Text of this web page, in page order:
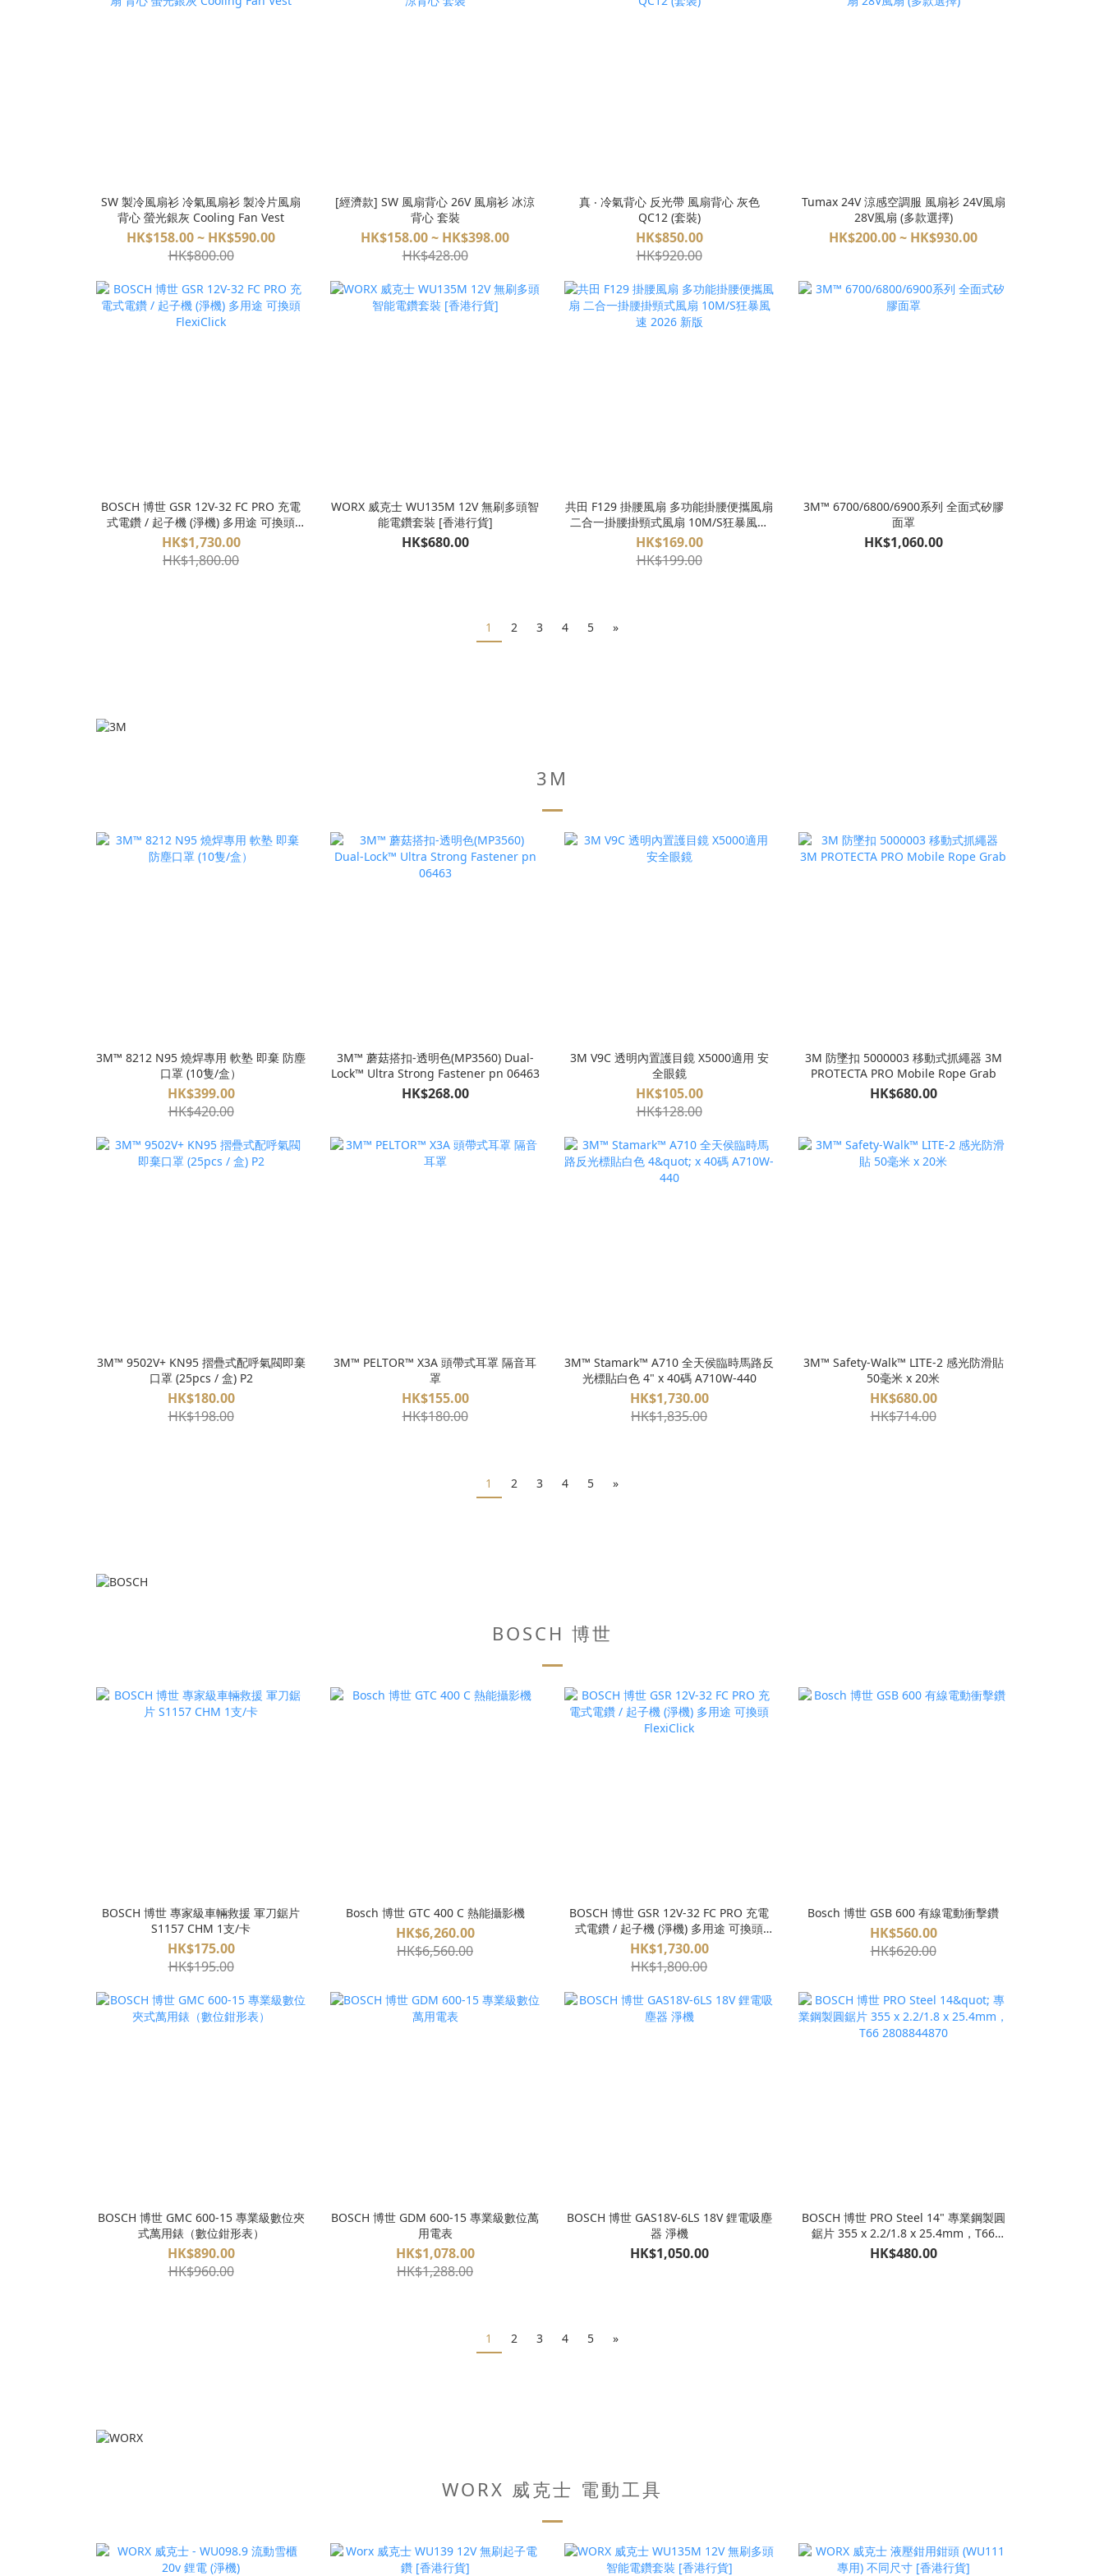
SW 製冷風扇衫 冷氣風扇衫 製冷片風扇
背心 螢光銀灰 Cooling Fan Vest
HK$158.00 ~ HK$590.00
HK$800.00
[經濟款] SW 風扇背心 26V 風扇衫 冰涼
背心 套裝
HK$158.00 ~ HK$398.00
HK$428.00
真 ‧ 冷氣背心 反光帶 風扇背心 灰色
QC12 (套裝)
HK$850.00
HK$920.00
Tumax 24V 涼感空調服 風扇衫 24V風扇
28V風扇 (多款選擇)
HK$200.00 ~ HK$930.00
BOSCH 博世 GSR 12V-32 FC PRO 充電
式電鑽 / 起子機 (淨機) 多用途 可換頭
FlexiClick
HK$1,730.00
HK$1,800.00
WORX 威克士 WU135M 12V 無刷多頭智
能電鑽套裝 [香港行貨]
HK$680.00
共田 F129 掛腰風扇 多功能掛腰便攜風扇
二合一掛腰掛頸式風扇 10M/S狂暴風速
2026 新版
HK$169.00
HK$199.00
3M™ 6700/6800/6900系列 全面式矽膠
面罩
HK$1,060.00
1 2 3 4 5 »
3M
3M™ 8212 N95 燒焊專用 軟塾 即棄 防塵
口罩 (10隻/盒）
HK$399.00
HK$420.00
3M™ 蘑菇搭扣-透明色(MP3560) Dual-
Lock™ Ultra Strong Fastener pn 06463
HK$268.00
3M V9C 透明內置護目鏡 X5000適用 安
全眼鏡
HK$105.00
HK$128.00
3M 防墜扣 5000003 移動式抓繩器 3M
PROTECTA PRO Mobile Rope Grab
HK$680.00
3M™ 9502V+ KN95 摺疊式配呼氣閥即棄
口罩 (25pcs / 盒) P2
HK$180.00
HK$198.00
3M™ PELTOR™ X3A 頭帶式耳罩 隔音耳
罩
HK$155.00
HK$180.00
3M™ Stamark™ A710 全天侯臨時馬路反
光標貼白色 4" x 40碼 A710W-440
HK$1,730.00
HK$1,835.00
3M™ Safety-Walk™ LITE-2 感光防滑貼
50毫米 x 20米
HK$680.00
HK$714.00
1 2 3 4 5 »
BOSCH 博世
BOSCH 博世 專家級車輛救援 軍刀鋸片
S1157 CHM 1支/卡
HK$175.00
HK$195.00
Bosch 博世 GTC 400 C 熱能攝影機
HK$6,260.00
HK$6,560.00
BOSCH 博世 GSR 12V-32 FC PRO 充電
式電鑽 / 起子機 (淨機) 多用途 可換頭
FlexiClick
HK$1,730.00
HK$1,800.00
Bosch 博世 GSB 600 有線電動衝擊鑽
HK$560.00
HK$620.00
BOSCH 博世 GMC 600-15 專業級數位夾
式萬用錶（數位鉗形表）
HK$890.00
HK$960.00
BOSCH 博世 GDM 600-15 專業級數位萬
用電表
HK$1,078.00
HK$1,288.00
BOSCH 博世 GAS18V-6LS 18V 鋰電吸塵
器 淨機
HK$1,050.00
BOSCH 博世 PRO Steel 14" 專業鋼製圓
鋸片 355 x 2.2/1.8 x 25.4mm，T66
2808844870
HK$480.00
1 2 3 4 5 »
WORX 威克士 電動工具